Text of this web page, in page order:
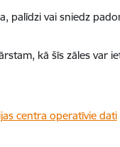
palīdzi vai sniedz
kā šīs zāles
centra operatīvie dati